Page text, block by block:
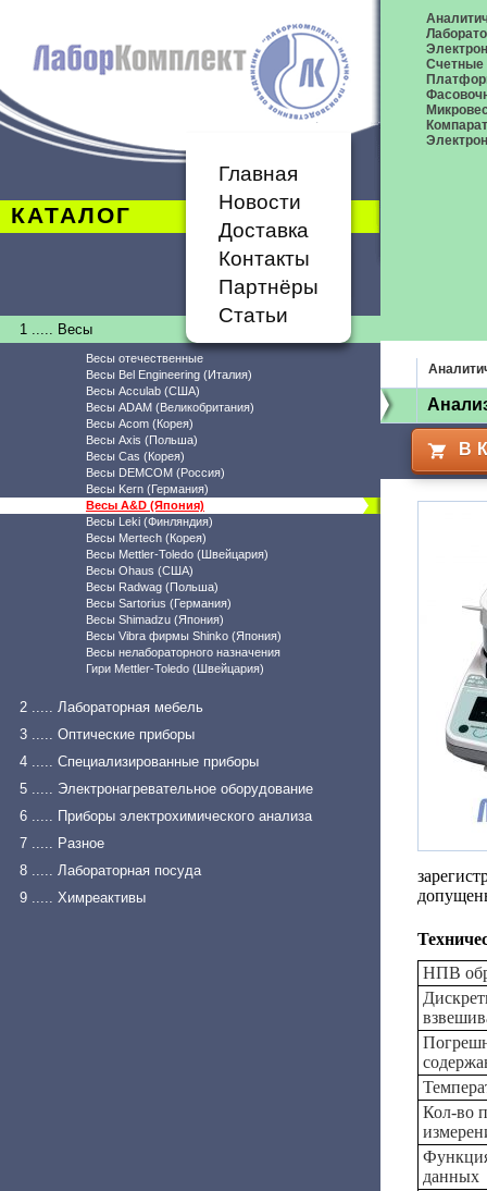
КАТАЛОГ
Главная
Новости
Доставка
Контакты
Партнёры
Статьи
1 ..... Весы
Весы отечественные
Весы Bel Engineering (Италия)
Весы Acculab (США)
Весы ADAM (Великобритания)
Весы Acom (Корея)
Весы Axis (Польша)
Весы Cas (Корея)
Весы DEMCOM (Россия)
Весы Kern (Германия)
Весы A&D (Япония)
Весы Leki (Финляндия)
Весы Mertech (Корея)
Весы Mettler-Toledo (Швейцария)
Весы Ohaus (США)
Весы Radwag (Польша)
Весы Sartorius (Германия)
Весы Shimadzu (Япония)
Весы Vibra фирмы Shinko (Япония)
Весы нелабораторного назначения
Гири Mettler-Toledo (Швейцария)
2 ..... Лабораторная мебель
3 ..... Оптические приборы
4 ..... Специализированные приборы
5 ..... Электронагревательное оборудование
6 ..... Приборы электрохимического анализа
7 ..... Разное
8 ..... Лабораторная посуда
9 ..... Химреактивы
Счетные
В
НПВ
Кол-во
данных